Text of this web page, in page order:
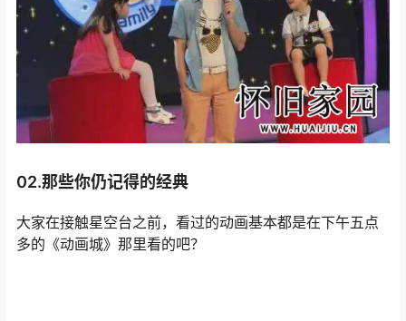
02.那些你仍记得的经典
大家在接触星空台之前，看过的动画基本都是在下午五点
多的《动画城》那里看的吧？